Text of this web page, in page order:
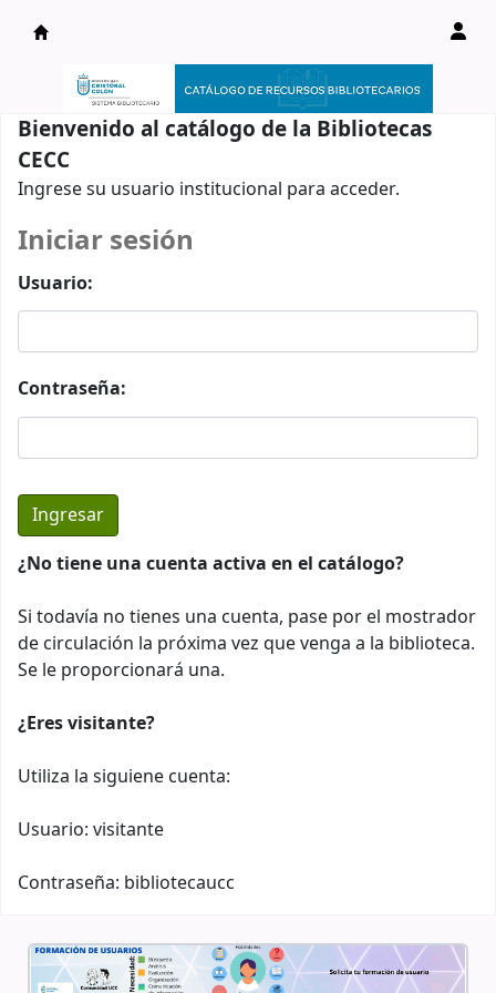
Catálogo en línea
Bienvenido al catálogo de la Bibliotecas
CECC
Ingrese su usuario institucional para acceder.
Iniciar sesión
Usuario:
Contraseña:
¿No tiene una cuenta activa en el catálogo?
Si todavía no tienes una cuenta, pase por el mostrador
de circulación la próxima vez que venga a la biblioteca.
Se le proporcionará una.
¿Eres visitante?
Utiliza la siguiene cuenta:
Usuario: visitante
Contraseña: bibliotecaucc